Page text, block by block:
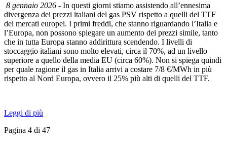
8 gennaio 2026 - In questi giorni stiamo assistendo all’ennesima
divergenza dei prezzi italiani del gas PSV rispetto a quelli del TTF
dei mercati europei. I primi freddi, che stanno riguardando l’Italia e
l’Europa, non possono spiegare un aumento dei prezzi simile, tanto
che in tutta Europa stanno addirittura scendendo. I livelli di
stoccaggio italiani sono molto elevati, circa il 70%, ad un livello
superiore a quello della media EU (circa 60%). Non si spiega quindi
per quale ragione il gas in Italia arrivi a costare 7/8 €/MWh in più
rispetto al Nord Europa, ovvero il 25% più alti di quelli del TTF.
Leggi di più
Pagina 4 di 47